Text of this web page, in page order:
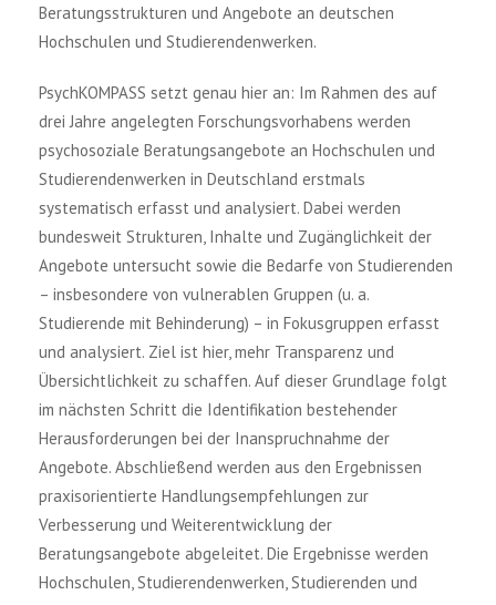
Beratungsstrukturen und Angebote an deutschen
Hochschulen und Studierendenwerken.
PsychKOMPASS setzt genau hier an: Im Rahmen des auf
drei Jahre angelegten Forschungsvorhabens werden
psychosoziale Beratungsangebote an Hochschulen und
Studierendenwerken in Deutschland erstmals
systematisch erfasst und analysiert. Dabei werden
bundesweit Strukturen, Inhalte und Zugänglichkeit der
Angebote untersucht sowie die Bedarfe von Studierenden
– insbesondere von vulnerablen Gruppen (u. a.
Studierende mit Behinderung) – in Fokusgruppen erfasst
und analysiert. Ziel ist hier, mehr Transparenz und
Übersichtlichkeit zu schaffen. Auf dieser Grundlage folgt
im nächsten Schritt die Identifikation bestehender
Herausforderungen bei der Inanspruchnahme der
Angebote. Abschließend werden aus den Ergebnissen
praxisorientierte Handlungsempfehlungen zur
Verbesserung und Weiterentwicklung der
Beratungsangebote abgeleitet. Die Ergebnisse werden
Hochschulen, Studierendenwerken, Studierenden und